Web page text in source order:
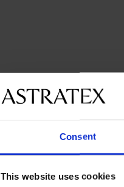
Consent
This website uses cookies